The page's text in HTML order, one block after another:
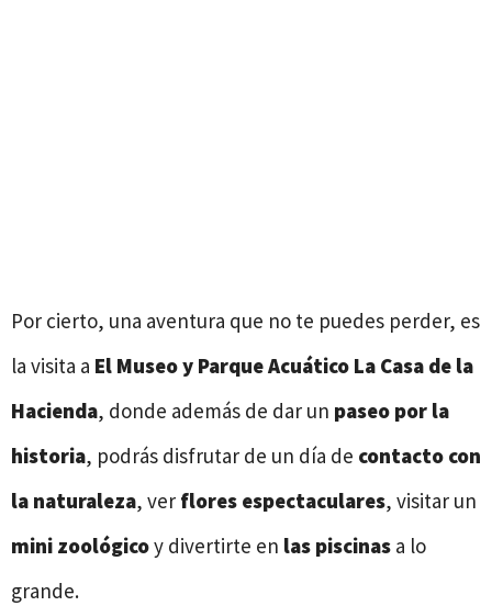
Por cierto, una aventura que no te puedes perder, es
la visita a El Museoy Parque Acuático La Casa de la
Hacienda, donde además de dar un paseo por la
historia, podrás disfrutar de un día de contacto con
la naturaleza, ver flores espectaculares, visitar un
mini zoológicoy divertirte en las piscinas a lo
grande.